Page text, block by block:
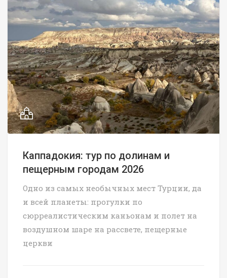
Каппадокия: тур по долинам и
пещерным городам 2026
Одно из самых необычных мест Турции, да
и всей планеты: прогулки по
сюрреалистическим каньонам и полет на
воздушном шаре на рассвете, пещерные
церкви